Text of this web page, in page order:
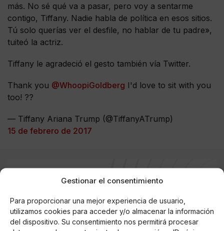
Gestionar el consentimiento
Para proporcionar una mejor experiencia de usuario,
utilizamos cookies para acceder y/o almacenar la información
del dispositivo. Su consentimiento nos permitirá procesar
más. No sé qué va a pasar, pero voy a sentarme
contigo, Tiffany. Nadie habla de política en esos sitios.
Tú solo querías ver el desfile, no hablar de tu padre»,
tuiteó la actriz.
Tiffany le agradeció el gesto también vía Twitter.
Thank you @WhoopiGoldberg I'd love to sit with you
too! ??
— Tiffany Ariana Trump (@TiffanyATrump)
15 de febrero de 2017
AUTOR
HERRAIZ